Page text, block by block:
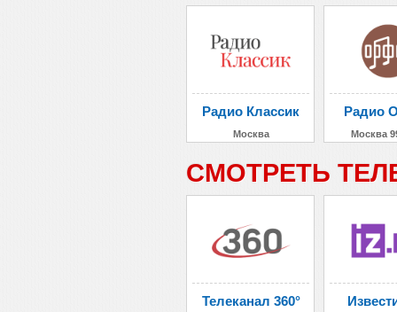
Радио Классик
Москва
Радио
Москва
СМОТРЕТЬ
Телеканал 360°